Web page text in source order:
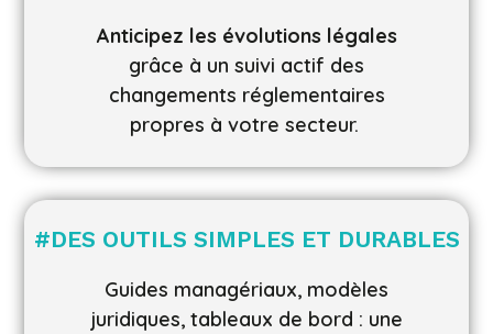
Anticipez les évolutions légales
grâce à un suivi actif des
changements réglementaires
propres à votre secteur.
#DES OUTILS SIMPLES ET DURABLES
Guides managériaux, modèles
juridiques, tableaux de bord : une